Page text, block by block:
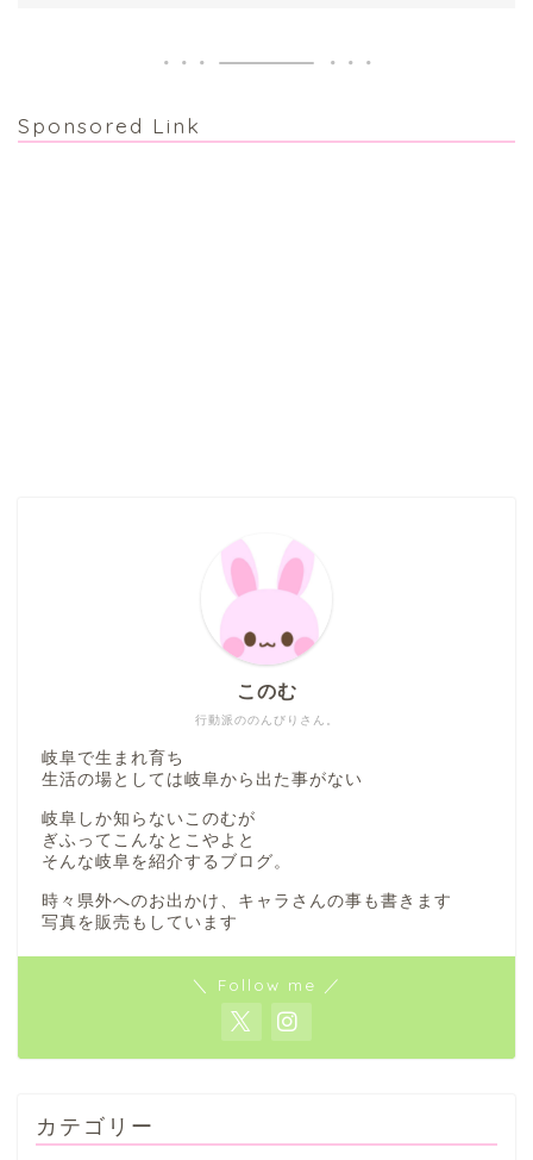
Sponsored Link
行動派ののんびりさん。
このむ
岐阜で生まれ育ち
生活の場としては岐阜から出た事がない
岐阜しか知らないこのむが
ぎふってこんなとこやよと
そんな岐阜を紹介するブログ。
時々県外へのお出かけ、キャラさんの事も書きます
写真を販売もしています
＼ Follow me ／
カテゴリー